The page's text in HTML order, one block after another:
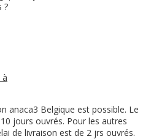
?
à
anaca3 Belgique est possible. Le
jours ouvrés. Pour les autres
de livraison est de 2 jrs ouvrés.